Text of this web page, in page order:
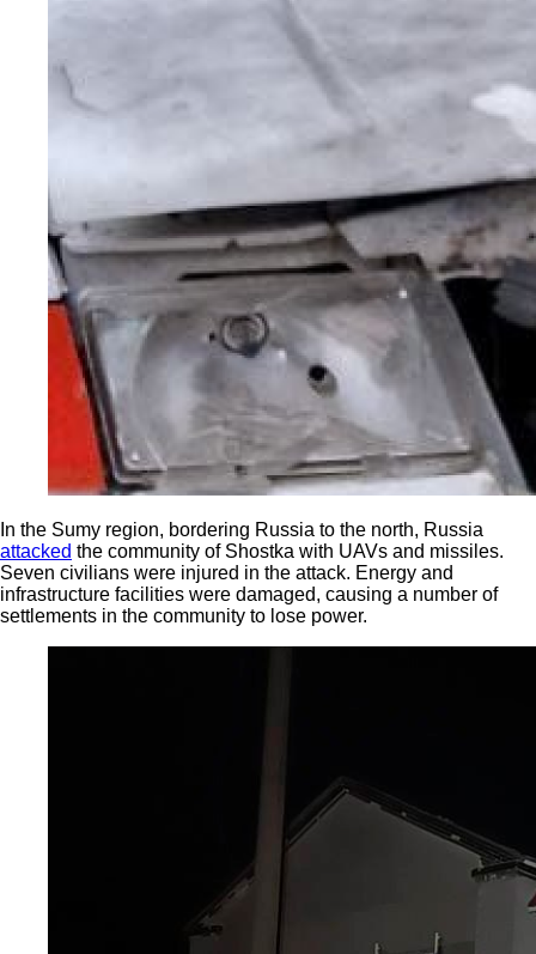
In the Sumy region, bordering Russia to the north, Russia
attacked the community of Shostka with UAVs and missiles.
Seven civilians were injured in the attack. Energy and
infrastructure facilities were damaged, causing a number of
settlements in the community to lose power.